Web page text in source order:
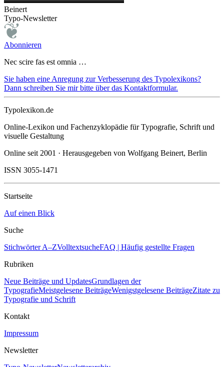
Beinert
Typo-Newsletter
Abonnieren
Nec scire fas est omnia …
Sie haben eine Anregung zur Verbesserung des Typolexikons?
Dann schreiben Sie mir bitte über das Kontaktformular.
Typolexikon.de
Online-Lexikon und Fachenzyklopädie für Typografie, Schrift und
visuelle Gestaltung
Online seit 2001 · Herausgegeben von Wolfgang Beinert, Berlin
ISSN 3055-1471
Startseite
Auf einen Blick
Suche
Stichwörter A–ZVolltextsucheFAQ | Häufig gestellte Fragen
Rubriken
Neue Beiträge und UpdatesGrundlagen der
TypografieMeistgelesene BeiträgeWenigstgelesene BeiträgeZitate zu
Typografie und Schrift
Kontakt
Impressum
Newsletter